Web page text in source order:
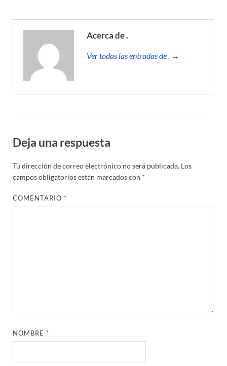
Acerca de .
Ver todas las entradas de . →
Deja una respuesta
Tu dirección de correo electrónico no será publicada. Los
campos obligatorios están marcados con *
COMENTARIO*
NOMBRE*